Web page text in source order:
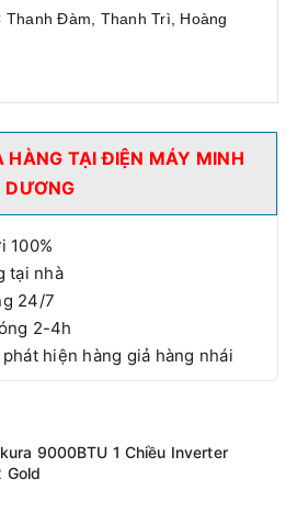
Thanh Đàm, Thanh Trì, Hoàng
HÀNG TẠI ĐIỆN MÁY MINH
DƯƠNG
100%
tại nhà
24/7
2-4h
hiện hàng giả hàng nhái
9000BTU 1 Chiều Inverter
Gold